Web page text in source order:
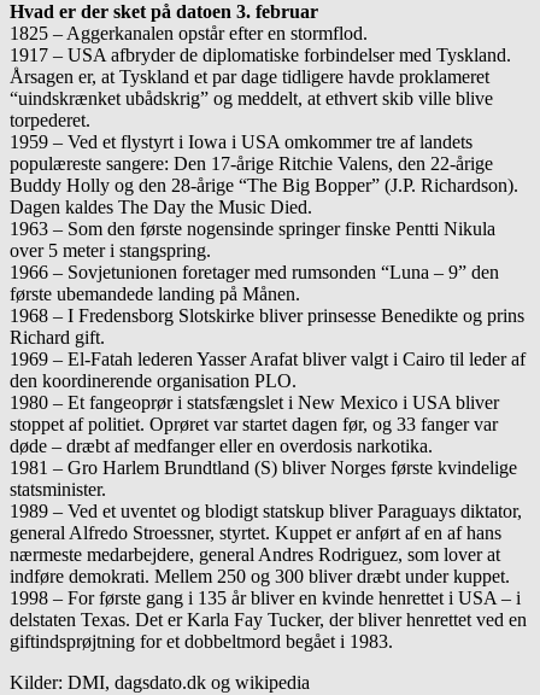
Hvad er der sket på datoen 3. februar
1825 – Aggerkanalen opstår efter en stormflod.
1917 – USA afbryder de diplomatiske forbindelser med Tyskland.
Årsagen er, at Tyskland et par dage tidligere havde proklameret
“uindskrænket ubådskrig” og meddelt, at ethvert skib ville blive
torpederet.
1959 – Ved et flystyrt i Iowa i USA omkommer tre af landets
populæreste sangere: Den 17-årige Ritchie Valens, den 22-årige
Buddy Holly og den 28-årige “The Big Bopper” (J.P. Richardson).
Dagen kaldes The Day the Music Died.
1963 – Som den første nogensinde springer finske Pentti Nikula
over 5 meter i stangspring.
1966 – Sovjetunionen foretager med rumsonden “Luna – 9” den
første ubemandede landing på Månen.
1968 – I Fredensborg Slotskirke bliver prinsesse Benedikte og prins
Richard gift.
1969 – El-Fatah lederen Yasser Arafat bliver valgt i Cairo til leder af
den koordinerende organisation PLO.
1980 – Et fangeoprør i statsfængslet i New Mexico i USA bliver
stoppet af politiet. Oprøret var startet dagen før, og 33 fanger var
døde – dræbt af medfanger eller en overdosis narkotika.
1981 – Gro Harlem Brundtland (S) bliver Norges første kvindelige
statsminister.
1989 – Ved et uventet og blodigt statskup bliver Paraguays diktator,
general Alfredo Stroessner, styrtet. Kuppet er anført af en af hans
nærmeste medarbejdere, general Andres Rodriguez, som lover at
indføre demokrati. Mellem 250 og 300 bliver dræbt under kuppet.
1998 – For første gang i 135 år bliver en kvinde henrettet i USA – i
delstaten Texas. Det er Karla Fay Tucker, der bliver henrettet ved en
giftindsprøjtning for et dobbeltmord begået i 1983.
Kilder: DMI, dagsdato.dk og wikipedia